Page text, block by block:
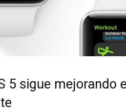
5 sigue mejorando